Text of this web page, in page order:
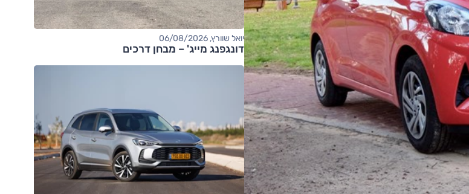
יואל שוורץ, 06/08/2026
דונגפנג מייג' – מבחן דרכים